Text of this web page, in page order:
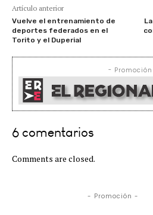
Artículo anterior
Vuelve el entrenamiento de
deportes federados en el
Torito y el Duperial
-
6 comentarios
Comments are closed.
- Promoción -